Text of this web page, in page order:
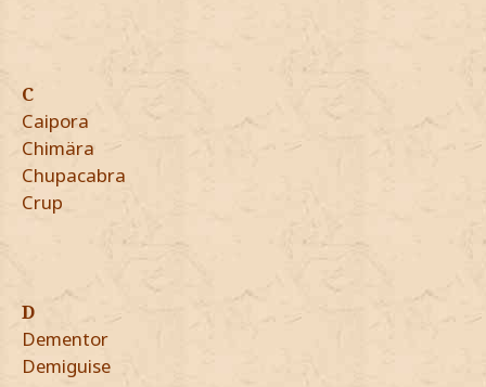
C
Caipora
Chimära
Chupacabra
Crup
D
Dementor
Demiguise